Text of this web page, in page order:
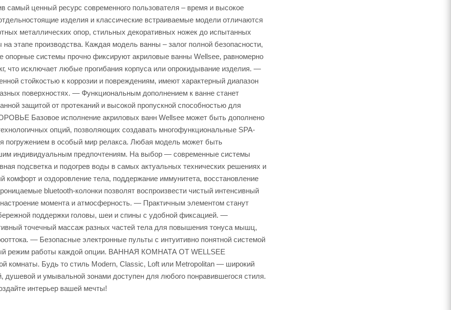
самый ценный ресурс современного пользователя – время и высокое
изделия и классические встраиваемые модели отличаются
металлических опор, стильных декоративных ножек до испытанных
этапе производства. Каждая модель ванны – залог полной безопасности,
системы прочно фиксируют акриловые ванны Wellsee, равномерно
что исключает любые прогибания корпуса или опрокидывание изделия. —
стойкостью к коррозии и повреждениям, имеют характерный диапазон
поверхностях. — Функциональным дополнением к ванне станет
защитой от протеканий и высокой пропускной способностью для
Базовое исполнение акриловых ванн Wellsee может быть дополнено
опций, позволяющих создавать многофункциональные SPA-
погружением в особый мир релакса. Любая модель может быть
индивидуальным предпочтениям. На выбор — современные системы
подсветка и подогрев воды в самых актуальных технических решениях и
и оздоровление тела, поддержание иммунитета, восстановление
bluetooth-колонки позволят воспроизвести чистый интенсивный
момента и атмосферность. — Практичным элементом станут
поддержки головы, шеи и спины с удобной фиксацией. —
точечный массаж разных частей тела для повышения тонуса мышц,
— Безопасные электронные пульты с интуитивно понятной системой
режим работы каждой опции. ВАННАЯ КОМНАТА ОТ WELLSEE
комнаты. Будь то стиль Modern, Classic, Loft или Metropolitan — широкий
душевой и умывальной зонами доступен для любого понравившегося стиля.
интерьер вашей мечты!